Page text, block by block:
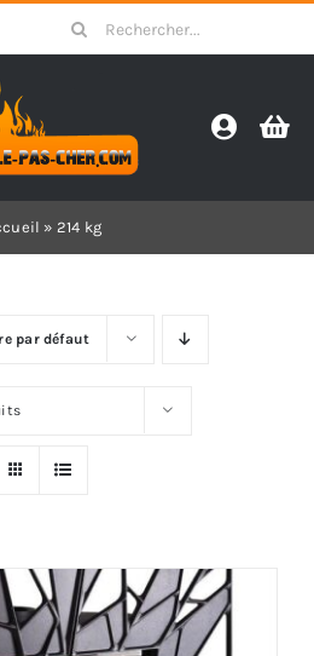
Search
for:
» 214 kg
par défaut